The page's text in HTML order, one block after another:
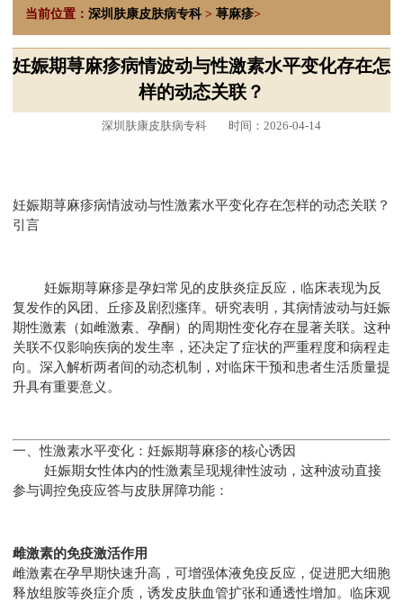
当前位置： 深圳肤康皮肤病专科 > 荨麻疹>
妊娠期荨麻疹病情波动与性激素水平变化存在怎
样的动态关联？
深圳肤康皮肤病专科 时间：2026-04-14
妊娠期荨麻疹病情波动与性激素水平变化存在怎样的动态关联？
引言
妊娠期荨麻疹是孕妇常见的皮肤炎症反应，临床表现为反
复发作的风团、丘疹及剧烈瘙痒。研究表明，其病情波动与妊娠
期性激素（如雌激素、孕酮）的周期性变化存在显著关联。这种
关联不仅影响疾病的发生率，还决定了症状的严重程度和病程走
向。深入解析两者间的动态机制，对临床干预和患者生活质量提
升具有重要意义。
一、性激素水平变化：妊娠期荨麻疹的核心诱因
妊娠期女性体内的性激素呈现规律性波动，这种波动直接
参与调控免疫应答与皮肤屏障功能：
雌激素的免疫激活作用
雌激素在孕早期快速升高，可增强体液免疫反应，促进肥大细胞
释放组胺等炎症介质，诱发皮肤血管扩张和通透性增加。临床观